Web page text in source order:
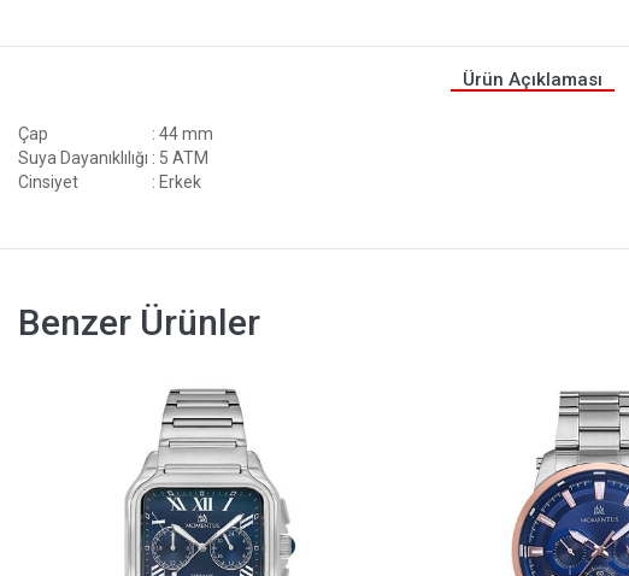
Ürün Açıklaması
Çap
: 44 mm
Suya Dayanıklılığı : 5 ATM
Cinsiyet
: Erkek
Benzer Ürünler